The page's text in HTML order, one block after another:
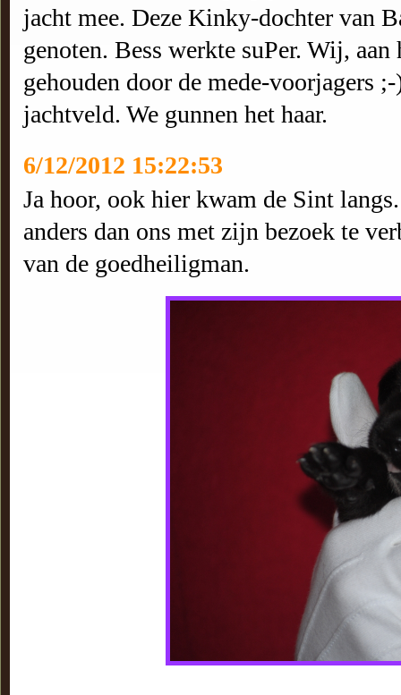
jacht mee. Deze Kinky-dochter van
genoten. Bess werkte suPer. Wij,
gehouden door de mede-voorjagers
jachtveld. We gunnen het haar.
6/12/2012 15:22:53
Ja hoor, ook hier kwam de Sint
anders dan ons met zijn bezoek te
van de goedheiligman.